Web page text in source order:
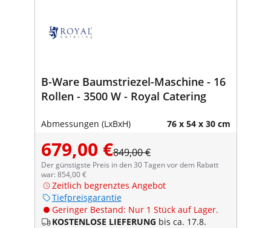
B-Ware Baumstriezel-Maschine - 16
Rollen - 3500 W - Royal Catering
Abmessungen (LxBxH) 76 x 54 x 30 cm
679,00 €849,00 €
Der günstigste Preis in den 30 Tagen vor dem Rabatt
war: 854,00 €
Zeitlich begrenztes Angebot
Tiefpreisgarantie
Geringer Bestand: Nur 1 Stück auf Lager.
KOSTENLOSE LIEFERUNG bis ca. 17.8.